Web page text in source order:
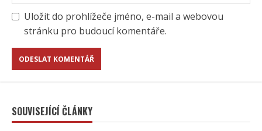
Uložit do prohlížeče jméno, e-mail a webovou
stránku pro budoucí komentáře.
SOUVISEJÍCÍ ČLÁNKY